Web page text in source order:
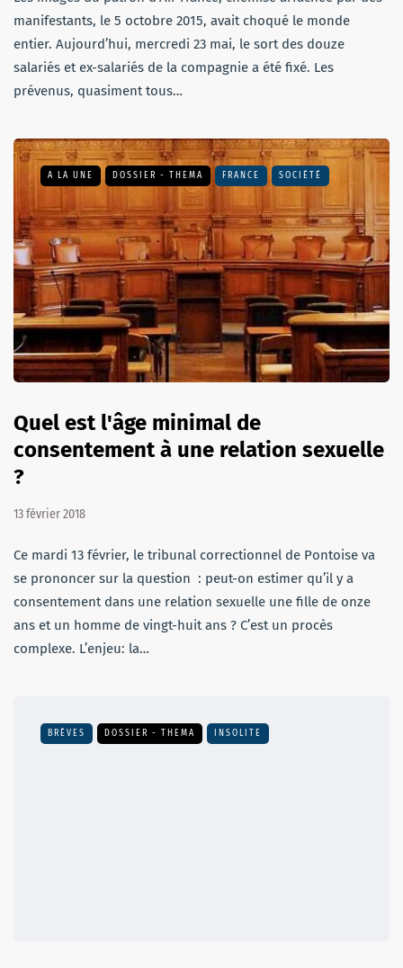
manifestants, le 5 octobre 2015, avait choqué le monde
entier. Aujourd’hui, mercredi 23 mai, le sort des douze
salariés et ex-salariés de la compagnie a été fixé. Les
prévenus, quasiment tous…
A LA UNE DOSSIER - THEMA FRANCE SOCIÉTÉ
Quel est l'âge minimal de
consentement à une relation sexuelle
?
13 février 2018
Ce mardi 13 février, le tribunal correctionnel de Pontoise va
se prononcer sur la question : peut-on estimer qu’il y a
consentement dans une relation sexuelle une fille de onze
ans et un homme de vingt-huit ans ? C’est un procès
complexe. L’enjeu: la…
BRÈVES DOSSIER - THEMA INSOLITE